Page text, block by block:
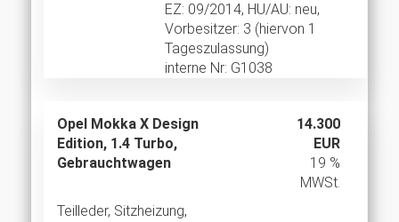
EZ: 09/2014, HU/AU: neu,
Vorbesitzer: 3 (hiervon 1
Tageszulassung)
interne Nr: G1038
Opel Mokka X Design
Edition, 1.4 Turbo,
Gebrauchtwagen
14.300
EUR
19 %
MWSt.
Teilleder, Sitzheizung,